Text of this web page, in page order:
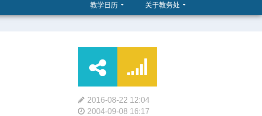
教学日历 关于教务处
2016-08-22 12:04
2004-09-08 16:17